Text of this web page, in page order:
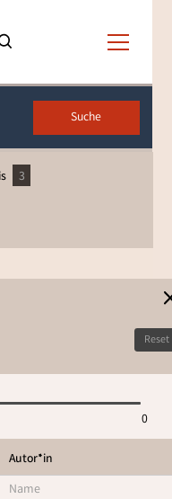
3
Reset
0
Autor*in
anzuzeigen
Filter.